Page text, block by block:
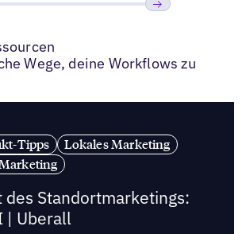
Wege, deine Workflows zu
Tipps
Lokales Marketing
des Standortmarketings:
| Uberall